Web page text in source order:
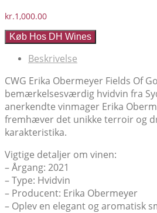
kr.1,000.00
Køb Hos DH Wines
Beskrivelse
CWG Erika Obermeyer Fields Of
bemærkelsesværdig hvidvin fra
anerkendte vinmager Erika
fremhæver det unikke terroir og
karakteristika.
Vigtige detaljer om vinen:
– Årgang: 2021
– Type: Hvidvin
– Producent: Erika Obermeyer
– Oplev en elegant og aromatisk